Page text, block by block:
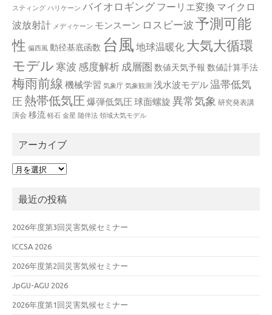
スティング ハリケーン バイオロギング フーリエ変換 マイクロ
波放射計 メディケーン モンスーン ロスビー波 予測可能
性 偏西風 動径基底函数 台風 地球温暖化 大気大循環
モデル 寒波 感度解析 成層圏 数値天気予報 数値計算手法
梅雨前線 機械学習 気象庁 気象観測 浅水波モデル温帯低気
圧 熱帯低気圧爆弾低気圧球面螺旋 異常気象 研究発表講
演会 移流 軽石 金星 随伴法 領域大気モデル
アーカイブ
ア
イ最近の投稿
2026年度第3回災害気候セミナー
ICCSA 2026
2026年度第2回災害気候セミナー
JpGU-AGU 2026
2026年度第1回災害気候セミナー